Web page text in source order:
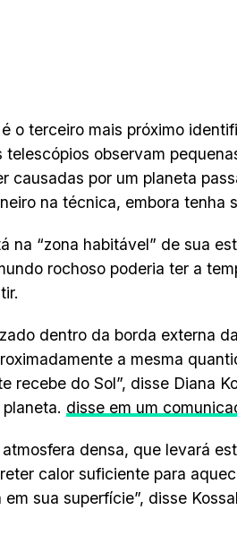
o terceiro mais próximo
telescópios observam
causadas por um planeta
na técnica, embora tenha
na “zona habitável” de sua
rochoso poderia ter a
dentro da borda externa
a mesma
recebe do Sol”, disse Diana
disse em um
densa, que levará
calor suficiente para
sua superfície”, disse